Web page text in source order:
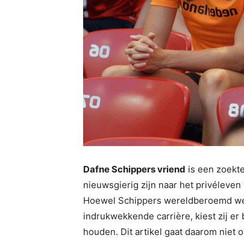
Dafne Schippers vriend is een
nieuwsgierig zijn naar het
Hoewel Schippers wereldberoemd
indrukwekkende carrière, kiest zij
houden. Dit artikel gaat daarom